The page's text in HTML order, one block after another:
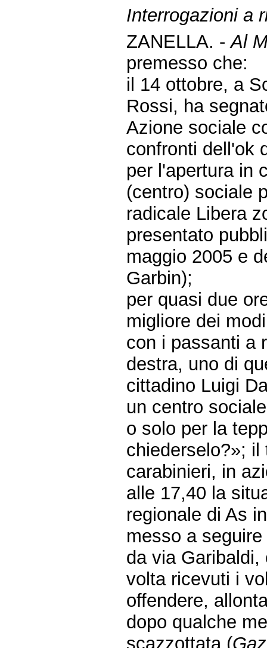
Interrogazioni a
ZANELLA. -Al
premesso che:
il 14 ottobre, a
Rossi, ha
Azione sociale
confronti dell'ok
per l'apertura in
(centro) sociale
radicale Libera
presentato
maggio 2005 e
Garbin);
per quasi due
migliore dei
con i passanti a
destra, uno di
cittadino Luigi
un centro
o solo per la
chiederselo?»;
carabinieri, in
alle 17,40 la
regionale di As
messo a
da via
volta ricevuti i
offendere,
dopo qualche
scazzottata (